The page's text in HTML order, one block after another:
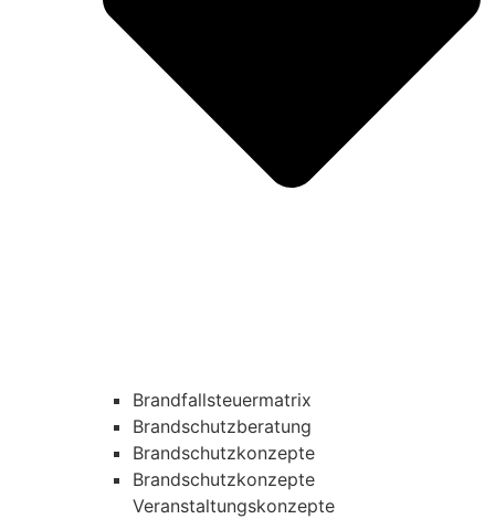
Brandfallsteuermatrix
Brandschutzberatung
Brandschutzkonzepte
Brandschutzkonzepte
Veranstaltungskonzepte